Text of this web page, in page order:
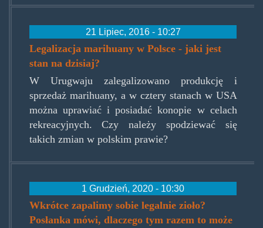
21 Lipiec, 2016 - 10:27
Legalizacja marihuany w Polsce - jaki jest
stan na dzisiaj?
W Urugwaju zalegalizowano produkcję i
sprzedaż marihuany, a w cztery stanach w USA
można uprawiać i posiadać konopie w celach
rekreacyjnych. Czy należy spodziewać się
takich zmian w polskim prawie?
1 Grudzień, 2020 - 10:30
Wkrótce zapalimy sobie legalnie zioło?
Posłanka mówi, dlaczego tym razem to może